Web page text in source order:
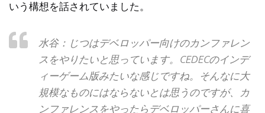
いう構想を話されていました。
水谷：じつはデベロッパー向けのカンファレン
スをやりたいと思っています。CEDECのインデ
ィーゲーム版みたいな感じですね。そんなに大
規模なものにはならないとは思うのですが、カ
ンファレンスをやったらデベロッパーさんに喜